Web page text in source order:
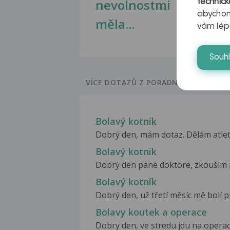
nevolnostmi
měla...
VÍCE DOTAZŮ Z PORADNY
Bolavý kotník
Dobrý den, mám dotaz. Dělám
Bolavý kotník
Dobrý den pane doktore, zkouším
Bolavý kotník
Dobrý den, už třetí měsíc mě bolí
Bolavy koutek a operace
Dobry den, ve stredu jdu na
vám